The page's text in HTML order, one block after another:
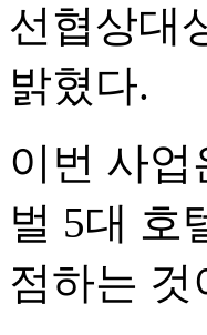
선협상대
밝혔다.
이번 사업
벌 5대 호
점하는 것